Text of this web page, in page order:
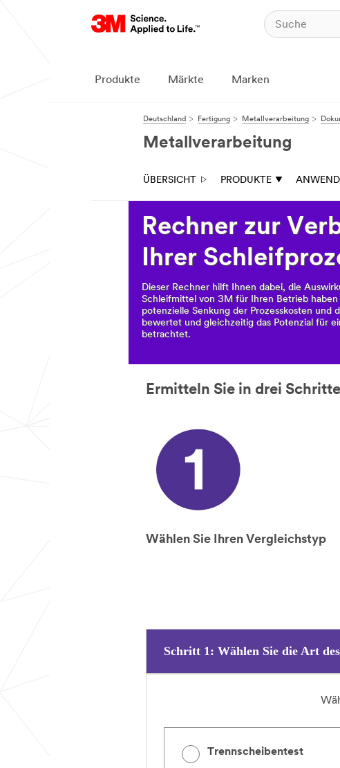
Produkte Märkte Marken
Deutschland Fertigung Metallverarbeitung
Metallverarbeitung
ÜBERSICHT PRODUKTE
Rechner zur
Ihrer
Dieser Rechner hilft Ihnen dabei, die
Schleifmittel von 3M für Ihren Betrieb
potenzielle Senkung der Prozesskosten und
bewertet und gleichzeitig das Potenzial für
betrachtet.
Ermitteln Sie in drei
Wählen Sie Ihren Vergleichstyp
Schritt 1: Wählen Sie die Art
Trennscheibentest